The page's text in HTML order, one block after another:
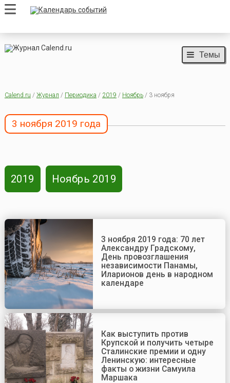
Темы
Calend.ru / Журнал / Периодика / 2019 / Ноябрь/ 3 ноября
3 ноября 2019 года
2019 Ноябрь 2019
3 ноября 2019 года: 70 лет
Александру Градскому,
День провозглашения
независимости Панамы,
Иларионов день в народном
календаре
Как выступить против
Крупской и получить четыре
Сталинские премии и одну
Ленинскую: интересные
факты о жизни Самуила
Маршака